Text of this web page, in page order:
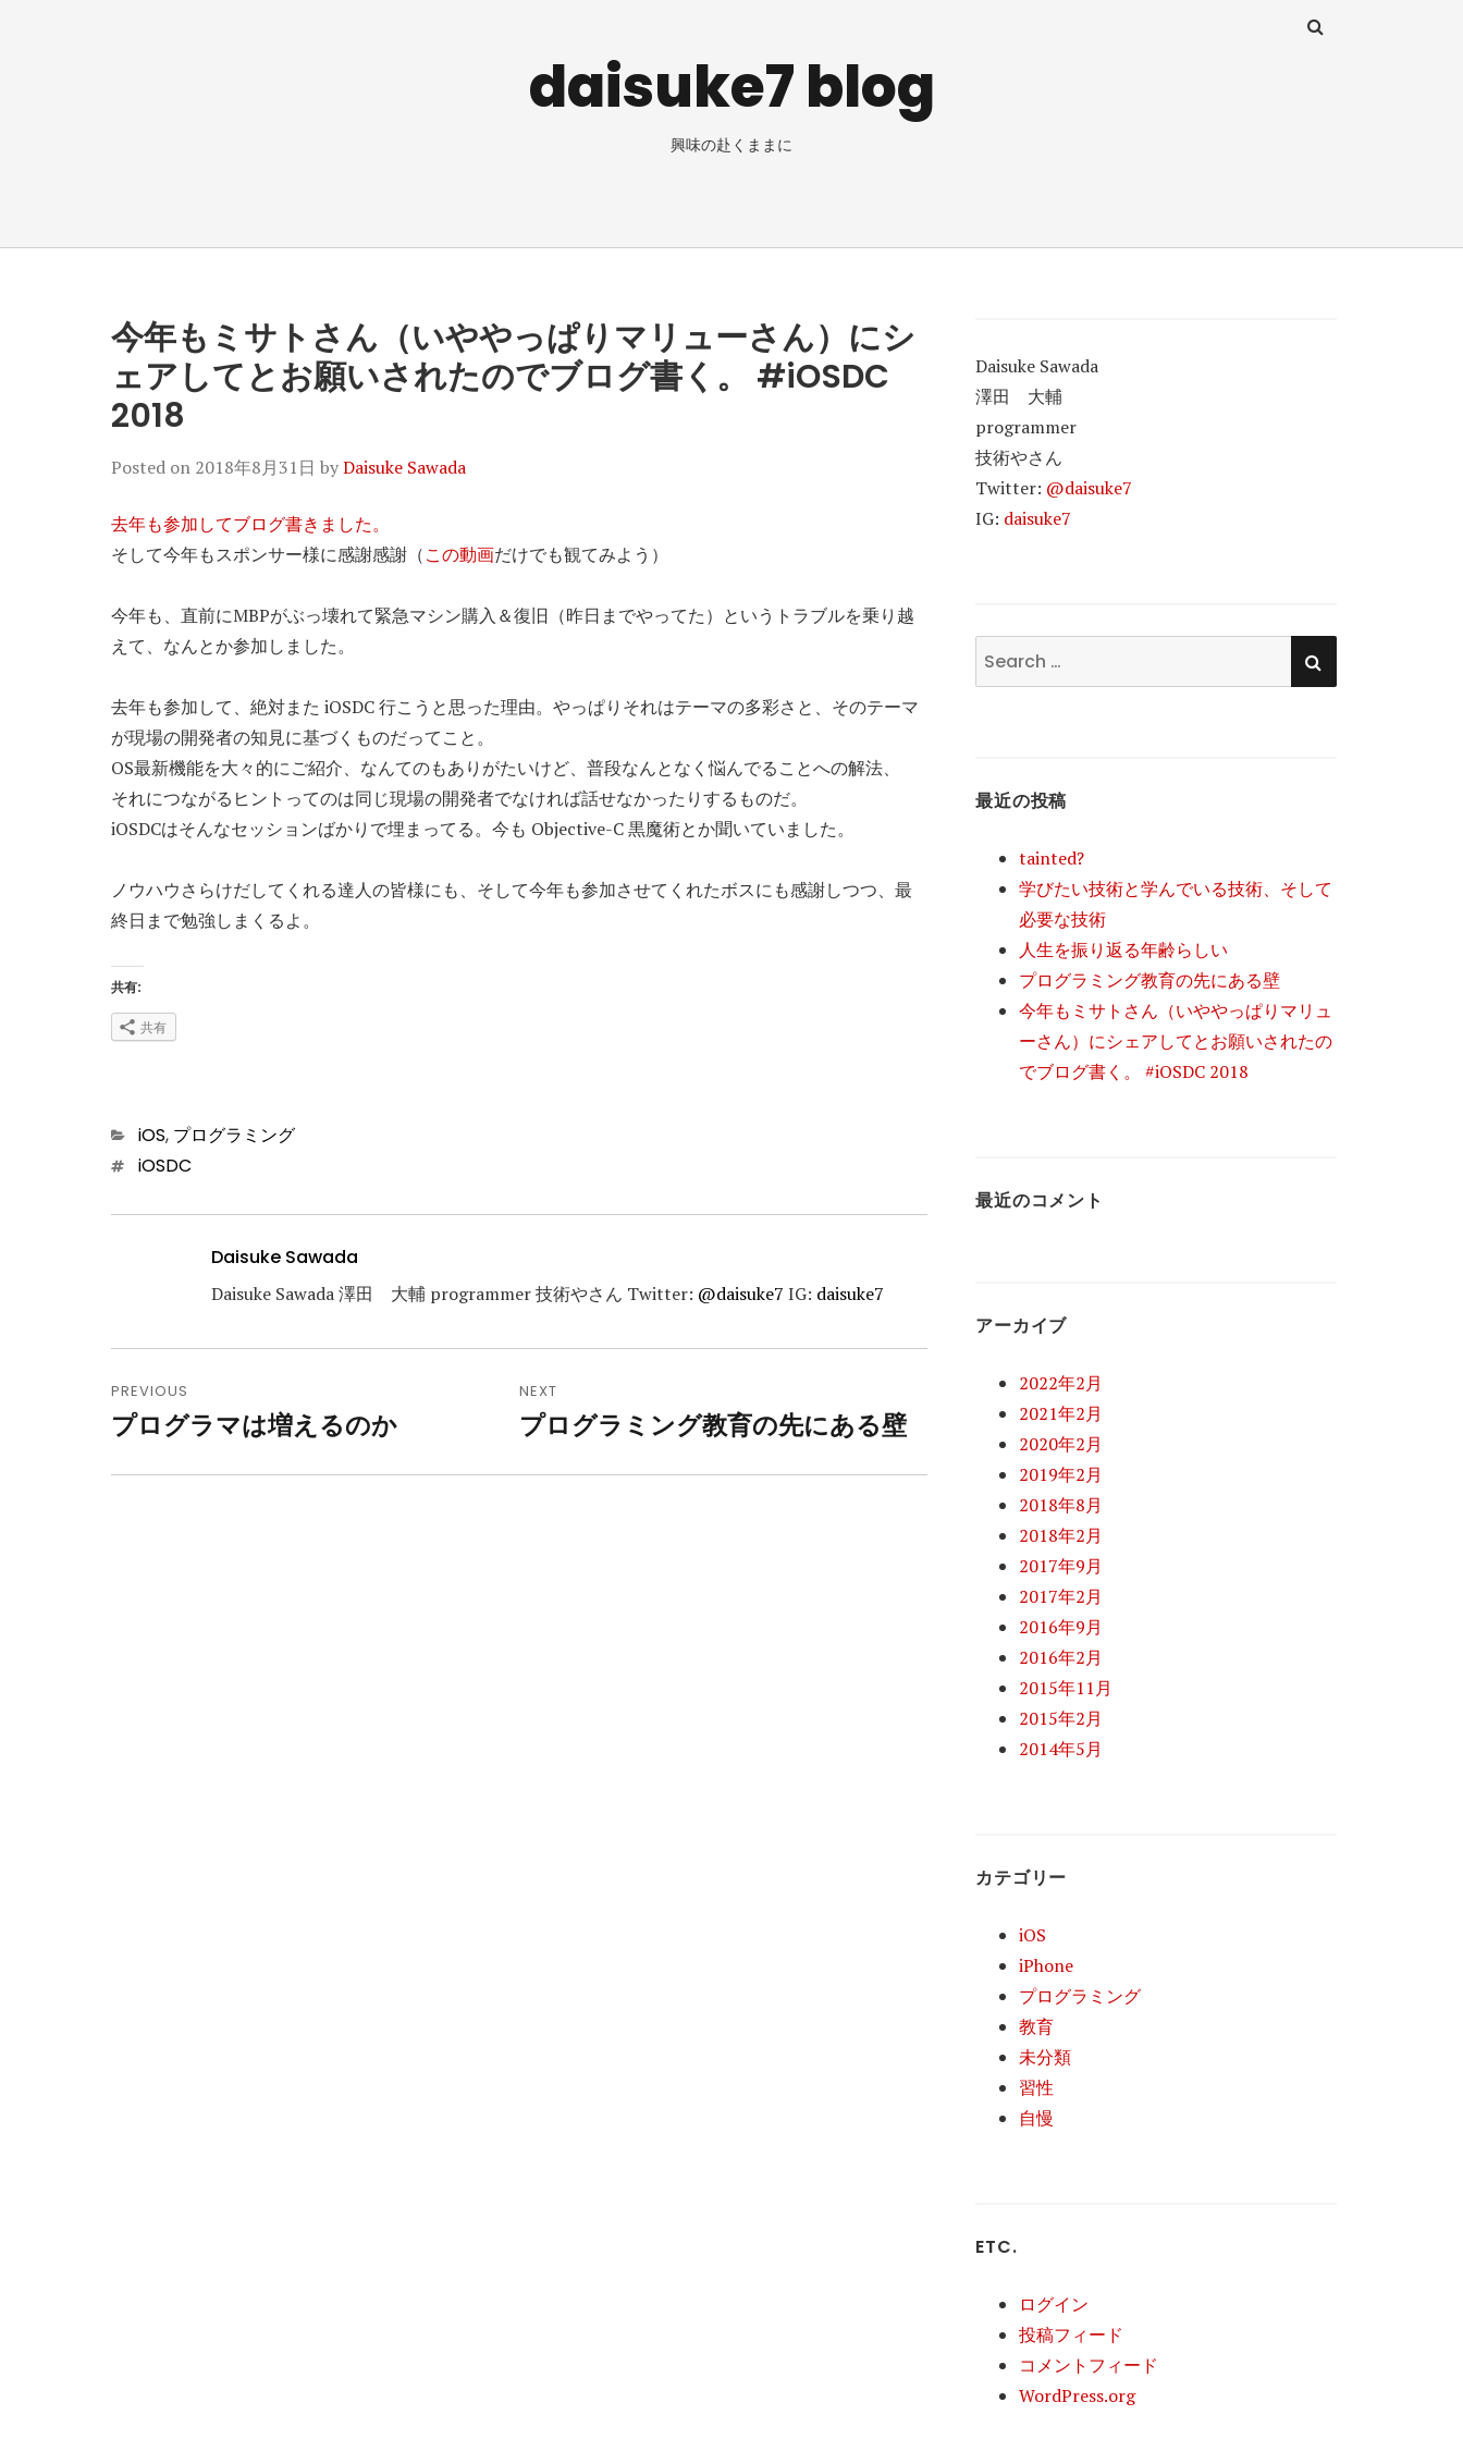
daisuke7 blog
興味の赴くままに
今年もミサトさん（いややっぱりマリューさん）にシ
ェアしてとお願いされたのでブログ書く。 #iOSDC
2018
Posted on 2018年8月31日 byDaisuke Sawada
去年も参加してブログ書きました。
そして今年もスポンサー様に感謝感謝（この動画だけでも観てみよう）
今年も、直前にMBPがぶっ壊れて緊急マシン購入＆復旧（昨日までやってた）というトラブルを乗り越
えて、なんとか参加しました。
去年も参加して、絶対また iOSDC 行こうと思った理由。やっぱりそれはテーマの多彩さと、そのテーマ
が現場の開発者の知見に基づくものだってこと。
OS最新機能を大々的にご紹介、なんてのもありがたいけど、普段なんとなく悩んでることへの解法、
それにつながるヒントってのは同じ現場の開発者でなければ話せなかったりするものだ。
iOSDCはそんなセッションばかりで埋まってる。今も Objective-C 黒魔術とか聞いていました。
ノウハウさらけだしてくれる達人の皆様にも、そして今年も参加させてくれたボスにも感謝しつつ、最
終日まで勉強しまくるよ。
共有:
共有
Categories
iOS, プログラミング
TagsiOSDC
Daisuke Sawada
Daisuke Sawada 澤田 大輔 programmer 技術やさん Twitter: @daisuke7 IG: daisuke7
稿
ナ
ビ
PREVIOUS
Previous
プログラマは増えるのか
NEXT
Next
プログラミング教育の先にある壁
Daisuke Sawada
澤田 大輔
programmer
技術やさん
Twitter: @daisuke7
IG: daisuke7
Search
for:
SEARCH
最近の投稿
tainted?
学びたい技術と学んでいる技術、そして
必要な技術
人生を振り返る年齢らしい
プログラミング教育の先にある壁
今年もミサトさん（いややっぱりマリュ
ーさん）にシェアしてとお願いされたの
でブログ書く。 #iOSDC 2018
最近のコメント
アーカイブ
2022年2月
2021年2月
2020年2月
2019年2月
2018年8月
2018年2月
2017年9月
2017年2月
2016年9月
2016年2月
2015年11月
2015年2月
2014年5月
カテゴリー
iOS
iPhone
プログラミング
教育
未分類
習性
自慢
ETC.
ログイン
投稿フィード
コメントフィード
WordPress.org